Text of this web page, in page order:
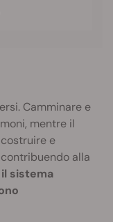
Camminare e
mentre il
e
alla
sistema